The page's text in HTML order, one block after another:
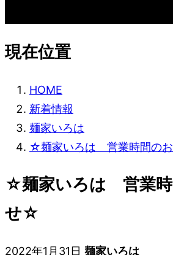
現在位置
HOME
新着情報
麺家いろは
☆麺家いろは 営業時間の
☆麺家いろは 営業時
せ☆
2022年1月31日 麺家いろは